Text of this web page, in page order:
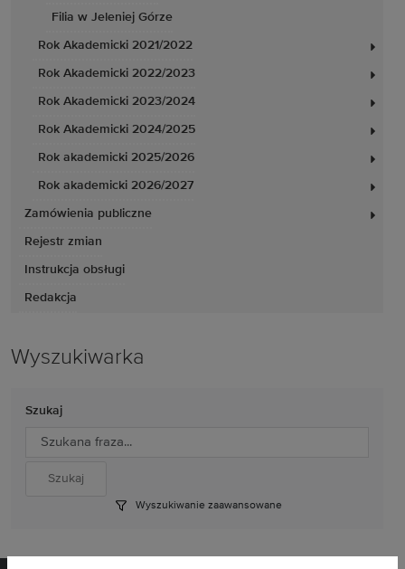
Filia w Jeleniej Górze
Rok Akademicki 2021/2022
Rok Akademicki 2022/2023
Rok Akademicki 2023/2024
Rok Akademicki 2024/2025
Rok akademicki 2025/2026
Rok akademicki 2026/2027
Zamówienia publiczne
Rejestr zmian
Instrukcja obsługi
Redakcja
Wyszukiwarka
Szukaj
Wyszukiwanie zaawansowane